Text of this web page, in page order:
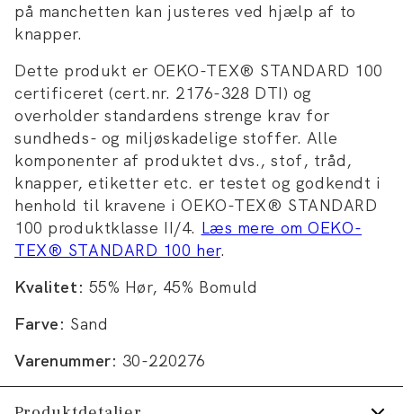
på manchetten kan justeres ved hjælp af to
knapper.
Dette produkt er OEKO-TEX® STANDARD 100
certificeret (cert.nr. 2176-328 DTI) og
overholder standardens strenge krav for
sundheds- og miljøskadelige stoffer. Alle
komponenter af produktet dvs., stof, tråd,
knapper, etiketter etc. er testet og godkendt i
henhold til kravene i OEKO-TEX® STANDARD
100 produktklasse II/4. Læs mere om OEKO-
TEX® STANDARD 100 her.
Kvalitet: 55% Hør, 45% Bomuld
Farve: Sand
Varenummer: 30-220276